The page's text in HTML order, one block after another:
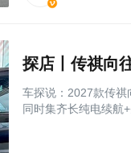
车探说：2027款传
同时集齐长纯电续航